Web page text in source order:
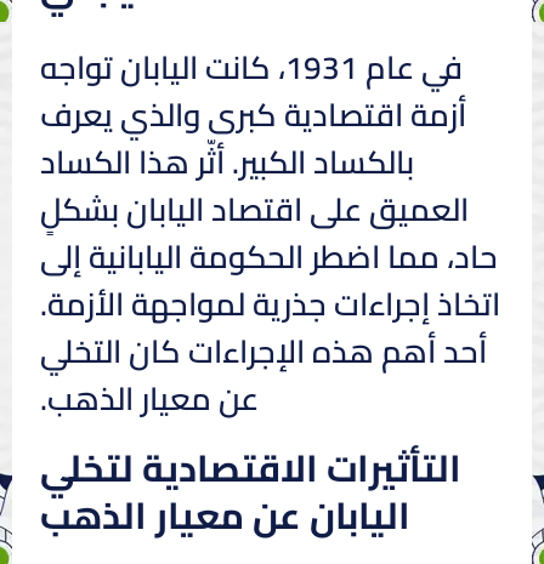
في عام 1931، كانت اليابان تواجه
أزمة اقتصادية كبرى والذي يعرف
بالكساد الكبير. أثّر هذا الكساد
العميق على اقتصاد اليابان بشكلٍ
حاد، مما اضطر الحكومة اليابانية إلى
اتخاذ إجراءات جذرية لمواجهة الأزمة.
أحد أهم هذه الإجراءات كان التخلي
عن معيار الذهب.
التأثيرات الاقتصادية لتخلي
اليابان عن معيار الذهب